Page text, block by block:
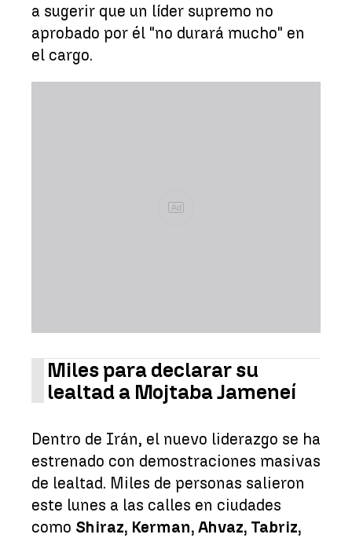
a sugerir que un líder supremo no
aprobado por él "no durará mucho" en
el cargo.
Ad
Miles para declarar su
lealtad a Mojtaba Jameneí
Dentro de Irán, el nuevo liderazgo se ha
estrenado con demostraciones masivas
de lealtad. Miles de personas salieron
este lunes a las calles en ciudades
como Shiraz, Kerman, Ahvaz, Tabriz,